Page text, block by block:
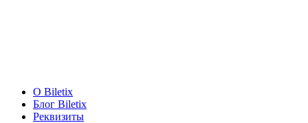
O Biletix
Блог Biletix
Реквизиты